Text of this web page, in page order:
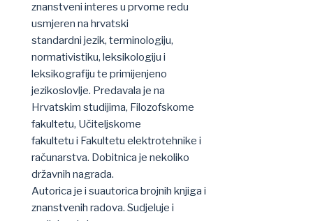
znanstveni interes u prvome redu
usmjeren na hrvatski
standardni jezik, terminologiju,
normativistiku, leksikologiju i
leksikografiju te primijenjeno
jezikoslovlje. Predavala je na
Hrvatskim studijima, Filozofskome
fakultetu, Učiteljskome
fakultetu i Fakultetu elektrotehnike i
računarstva. Dobitnica je nekoliko
državnih nagrada.
Autorica je i suautorica brojnih knjiga i
znanstvenih radova. Sudjeluje i